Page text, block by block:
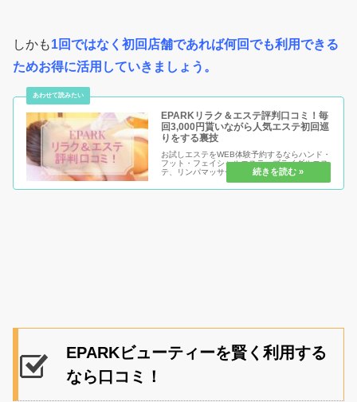
しかも1回ではなく初回店舗であれば何回でも利用できる
ためお得に活用していきましょう。
EPARKリラク＆エステ評判口コミ！毎
回3,000円貰いながら人気エステ初回巡
りをする裏技
お試しエステをWEB体験予約するならハンド・
フット・フェイシャルエステ、ブライダルエス
テ、リンパマッサージ、ブライダルエステ、岩
盤浴、スパ、アロマテラピーなどがある
EPARKリラク＆エステがおすすめ！満足しな
EPARKビューティーを賢く利用する
なら口コミ！